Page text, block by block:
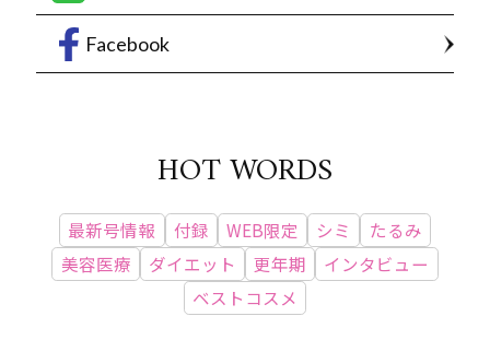
Facebook
HOT WORDS
最新号情報 付録 WEB限定 シミ
たるみ
美容医療
ダイエット 更年期
インタビュー
ベストコスメ